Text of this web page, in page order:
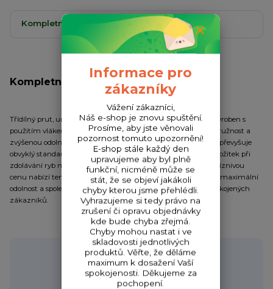
Kompletní specifikace Komentáře 0
Kompletní specifikace
Třídílný prut, určený pro klasický lov kaprů na položenou. Je vyroben s
použitím vláken ExHRC60 carbon, čímž získá dostatečnou pružnost a
zvýšenou odolnost. Kvalitní zpracování blanku i všech detailů převyšuje
obvyklý standard v této kategorii. Parabolická akce zajišťuje požitek při
zdolávání ryb menších i větších velikostí. I přes neskutečně příznivou
cenu nabízí tento prut solidní výkon blanku při nahazování a maximální
odolnost a spolehlivost ve všech situacích, prověřenou tisíci spokojených
zákazníků.
Potřebujete poradit?
Informace pro
zákazníky
Vážení zákazníci,
Náš e-shop je znovu spuštění.
Prosíme, aby jste věnovali
pozornost tomuto upozornění!
E-shop stále každý den
upravujeme aby byl plně
funkční, nicméně může se
stát, že se objeví jakákoli
chyby kterou jsme přehlédli.
Vyhrazujeme si tedy právo na
zrušení či opravu objednávky
kde bude chyba zřejmá.
Chyby mohou nastat i ve
skladovosti jednotlivých
produktů. Věřte, že děláme
maximum k dosažení Vaší
spokojenosti. Děkujeme za
pochopení.